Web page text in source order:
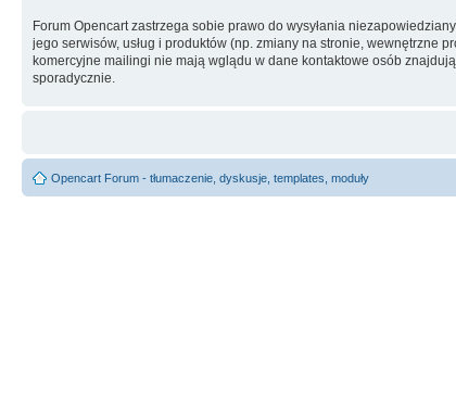
Forum Opencart zastrzega sobie prawo do wysyłania
jego serwisów, usług i produktów (np. zmiany na stronie, wewnętrzne
komercyjne mailingi nie mają wglądu w dane kontaktowe osób
sporadycznie.
Opencart Forum - tłumaczenie, dyskusje, templates, moduły